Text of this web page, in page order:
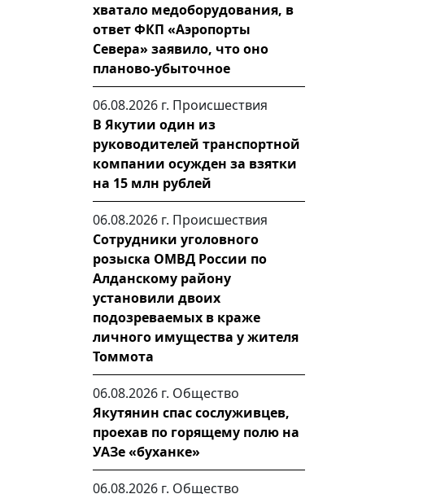
хватало медоборудования, в
ответ ФКП «Аэропорты
Севера» заявило, что оно
планово-убыточное
06.08.2026 г. Происшествия
В Якутии один из
руководителей транспортной
компании осужден за взятки
на 15 млн рублей
06.08.2026 г. Происшествия
Сотрудники уголовного
розыска ОМВД России по
Алданскому району
установили двоих
подозреваемых в краже
личного имущества у жителя
Томмота
06.08.2026 г. Общество
Якутянин спас сослуживцев,
проехав по горящему полю на
УАЗе «буханке»
06.08.2026 г. Общество